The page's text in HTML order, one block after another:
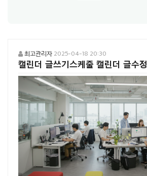
최고관리자 2025-04-18 20:30
캘린더 글쓰기스케줄 캘린더 글수정